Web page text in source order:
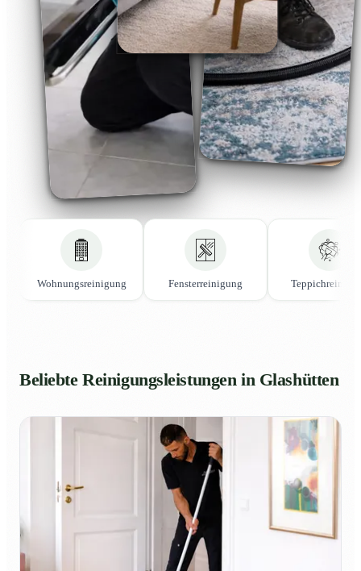
Wohnungsreinigung Fensterreinigung
Beliebte Reinigungsleistungen in Glashütten